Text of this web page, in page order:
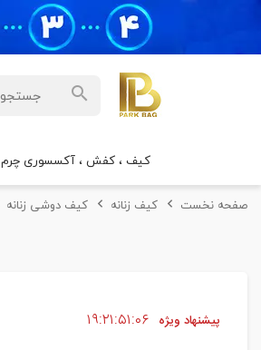
کیف ، کفش ، آکسسوری چرم
صفحه نخست کیف زنانه کیف دوشی زنانه
پیشنهاد ویژه ۱۹۲۱ ۵۱ ۰۵